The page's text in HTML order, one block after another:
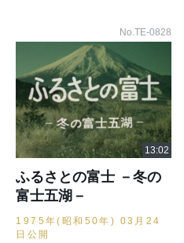
No.TE-0828
ふるさとの富士 －冬の
富士五湖－
1975年(昭和50年) 03月24
日公開